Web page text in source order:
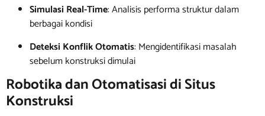
Simulasi Real-Time: Analisis performa struktur dalam
berbagai kondisi
Deteksi Konflik Otomatis: Mengidentifikasi masalah
sebelum konstruksi dimulai
Robotika dan Otomatisasi di Situs
Konstruksi